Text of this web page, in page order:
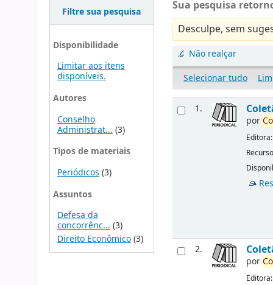
Filtre sua pesquisa
Disponibilidade
Limitar aos itens
disponíveis.
Autores
Conselho
Administrat... (3)
Tipos de materiais
Periódicos (3)
Assuntos
Defesa da
concorrênc...(3)
Direito Econômico(3)
Sua pesquisa
Desculpe, sem
Não realçar
Selecionar tudo
1.
por
2.
por